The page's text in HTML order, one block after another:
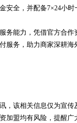
安全，并配备7×24小
务能力，凭借官方合
务，助力商家深耕海
，该相关信息仅为宣
加盟均有风险，提醒广